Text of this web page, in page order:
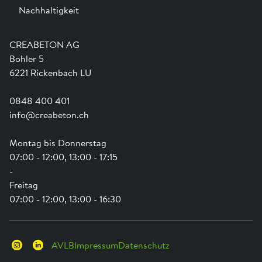
CREABETON AG
Bohler 5
6221 Rickenbach LU
0848 400 401
info@creabeton.ch
Montag bis Donnerstag
07:00 - 12:00, 13:00 - 17:15
-
Freitag
07:00 - 12:00, 13:00 - 16:30
Team
Ausbildung
Dienstleistungen
Shop Hilfe
Anwendungsunterstützung
Newsletter
Nachhaltigkeit
Engagement
Swissness
Schwammstadt
AVLBImpressumDatenschutz